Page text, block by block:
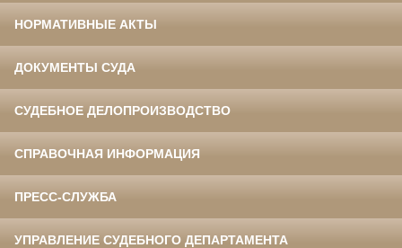
НОРМАТИВНЫЕ АКТЫ
ДОКУМЕНТЫ СУДА
СУДЕБНОЕ ДЕЛОПРОИЗВОДСТВО
СПРАВОЧНАЯ ИНФОРМАЦИЯ
ПРЕСС-СЛУЖБА
УПРАВЛЕНИЕ СУДЕБНОГО ДЕПАРТАМЕНТА